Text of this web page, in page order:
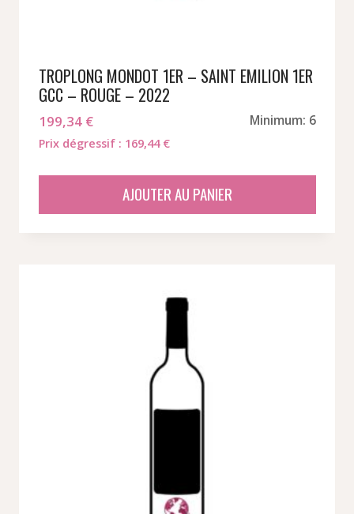
TROPLONG MONDOT 1ER – SAINT EMILION 1ER
GCC – ROUGE – 2022
199,34 € Minimum: 6
Prix dégressif : 169,44 €
AJOUTER AU PANIER